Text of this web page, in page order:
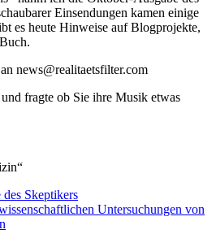
Einsendungen kamen einige
es heute Hinweise auf Blogprojekte,
news@realitaetsfilter.com
fragte ob Sie ihre Musik etwas
Skeptikers
Untersuchungen von